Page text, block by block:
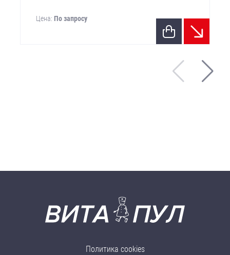
Цена: По запросу
Политика cookies